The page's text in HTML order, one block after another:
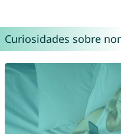
Curiosidades sobre